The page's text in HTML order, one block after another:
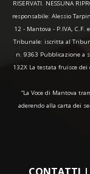
RISERVATI. NESSUNA
responsabile: Alessio
12 - Mantova - P.IVA,
Tribunale: iscritta al
n. 9363 Pubblicazione a
132X La testata fruisce
“La Voce di Mantova
aderendo alla carta dei